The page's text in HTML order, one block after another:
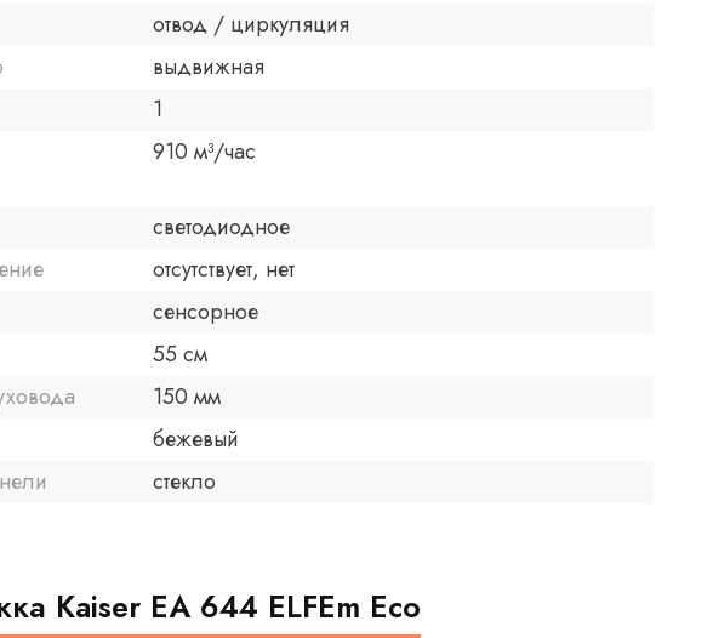
отвод / циркуляция
выдвижная
1
910 м³/час
светодиодное
отсутствует, нет
сенсорное
55 см
150 мм
бежевый
стекло
Kaiser EA 644 ELFEm Eco